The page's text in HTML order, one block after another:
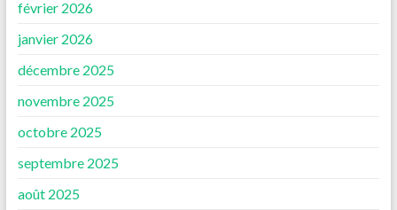
février 2026
janvier 2026
décembre 2025
novembre 2025
octobre 2025
septembre 2025
août 2025